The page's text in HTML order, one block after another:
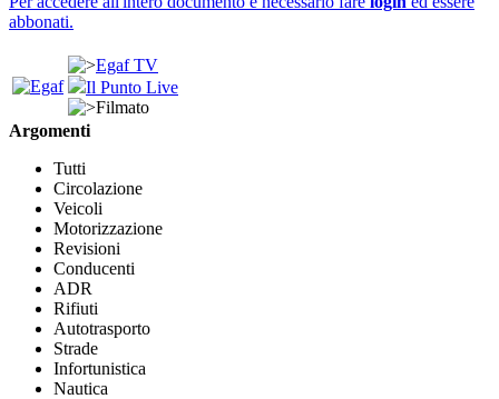
abbonati.
Egaf TV
Il Punto Live
Filmato
Argomenti
Tutti
Circolazione
Veicoli
Motorizzazione
Revisioni
Conducenti
ADR
Rifiuti
Autotrasporto
Strade
Infortunistica
Nautica